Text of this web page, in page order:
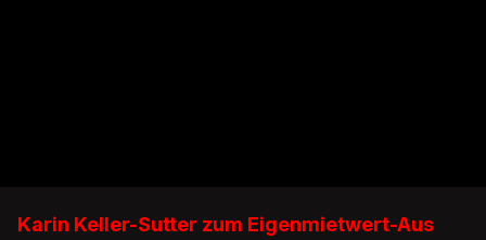
Karin Keller-Sutter zum Eigenmietwert-Aus